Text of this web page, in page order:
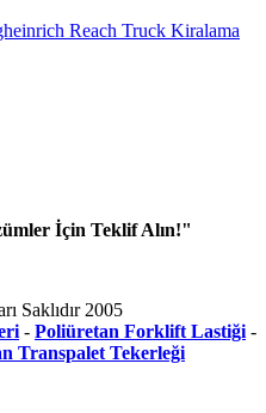
Reach Truck Kiralama
İçin Teklif Alın!"
Saklıdır2005
- Poliüretan Forklift Lastiği-
Transpalet Tekerleği